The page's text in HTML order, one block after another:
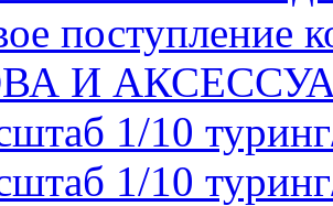
поступление
И
1/10
1/10